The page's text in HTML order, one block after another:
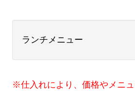
ランチメニュー
※仕入れにより、価格やメニ